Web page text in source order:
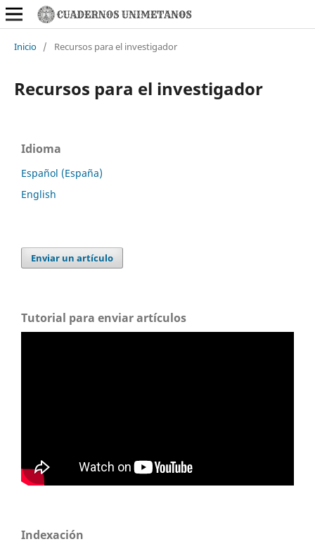
Inicio / Recursos para el investigador
Recursos para el investigador
Idioma
Español (España)
English
Enviar un artículo
Tutorial para enviar artículos
Indexación